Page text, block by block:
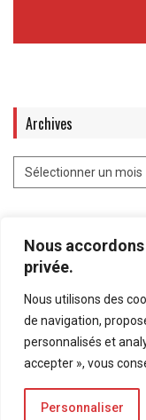
Nous
privée.
Nous utilisons des
de navigation,
personnalisés et
accepter », vous
Personnaliser
Archives
Mentions légales
Bluesky
LinkedIn
Twitter